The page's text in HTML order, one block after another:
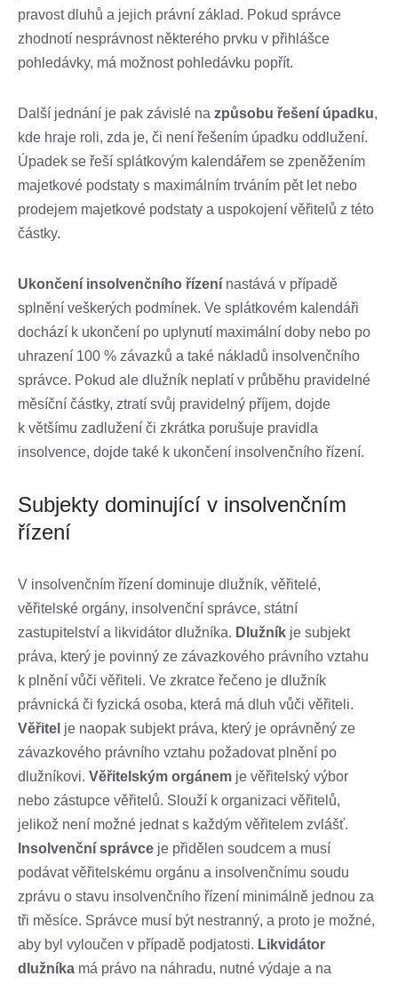
pravost dluhů a jejich právní základ. Pokud správce
zhodnotí nesprávnost některého prvku v přihlášce
pohledávky, má možnost pohledávku popřít.
Další jednání je pak závislé na způsobu řešení úpadku,
kde hraje roli, zda je, či není řešením úpadku oddlužení.
Úpadek se řeší splátkovým kalendářem se zpeněžením
majetkové podstaty s maximálním trváním pět let nebo
prodejem majetkové podstaty a uspokojení věřitelů z této
částky.
Ukončení insolvenčního řízení nastává v případě
splnění veškerých podmínek. Ve splátkovém kalendáři
dochází k ukončení po uplynutí maximální doby nebo po
uhrazení 100 % závazků a také nákladů insolvenčního
správce. Pokud ale dlužník neplatí v průběhu pravidelné
měsíční částky, ztratí svůj pravidelný příjem, dojde
k většímu zadlužení či zkrátka porušuje pravidla
insolvence, dojde také k ukončení insolvenčního řízení.
Subjekty dominující v insolvenčním
řízení
V insolvenčním řízení dominuje dlužník, věřitelé,
věřitelské orgány, insolvenční správce, státní
zastupitelství a likvidátor dlužníka. Dlužník je subjekt
práva, který je povinný ze závazkového právního vztahu
k plnění vůči věřiteli. Ve zkratce řečeno je dlužník
právnická či fyzická osoba, která má dluh vůči věřiteli.
Věřitel je naopak subjekt práva, který je oprávněný ze
závazkového právního vztahu požadovat plnění po
dlužníkovi. Věřitelským orgánem je věřitelský výbor
nebo zástupce věřitelů. Slouží k organizaci věřitelů,
jelikož není možné jednat s každým věřitelem zvlášť.
Insolvenční správce je přidělen soudcem a musí
podávat věřitelskému orgánu a insolvenčnímu soudu
zprávu o stavu insolvenčního řízení minimálně jednou za
tři měsíce. Správce musí být nestranný, a proto je možné,
aby byl vyloučen v případě podjatosti. Likvidátor
dlužníka má právo na náhradu, nutné výdaje a na